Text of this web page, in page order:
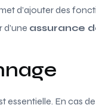
d’ajouter des
assurance
essentielle. En cas